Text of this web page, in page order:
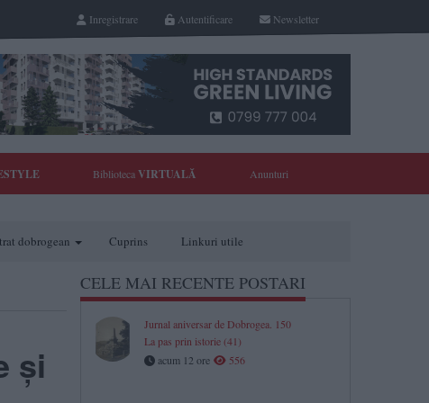
Newsletter
Autentificare
Inregistrare
BibliotecaVIRTUALĂ Anunturi
dobrogean Cuprins Linkuri utile
și
CELE MAI RECENTE POSTARI
Jurnal aniversar de Dobrogea. 150
La pas prin istorie (41)
acum 12 ore
556